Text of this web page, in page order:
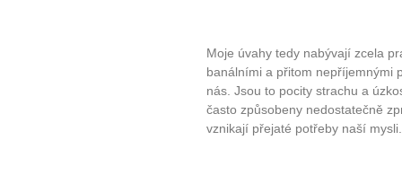
Moje úvahy tedy nabývají zcela
banálními a přitom nepříjemnými
nás. Jsou to pocity strachu a
často způsobeny nedostatečně
vznikají přejaté potřeby naší mysli.